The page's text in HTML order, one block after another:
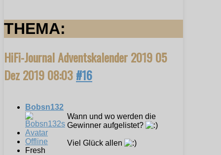
THEMA:
HiFi-Journal Adventskalender 201905
Dez 2019 08:03#16
Bobsn132
Offline
Fresh
Wann und wo werden die
Gewinner aufgelistet?
Viel Glück allen